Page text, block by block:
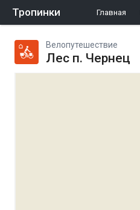
Тропинки Главная
Велопутешествие
Лес п. Чернец